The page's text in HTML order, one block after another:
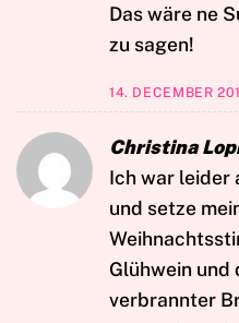
Das wäre ne
zu sagen!
14. DECEMBER
Christina
Ich war leider
und setze
Glühwein und
verbrannter